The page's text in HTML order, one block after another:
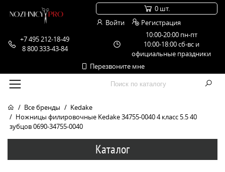
+7 495 212-18-49
8 800 333-43-84
10:00-20:00 пн-пт
10:00-18:00 сб-вс и
официальные праздники
Перезвоните мне
0 шт.
Войти
Регистрация
Все бренды
Kedake
Ножницы филировочные Kedake 34755-0040 4 класс 5.5 40
зубцов 0690-34755-0040
Каталог